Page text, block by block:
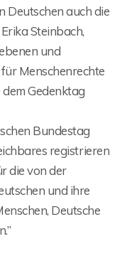
Deutschen auch die
Steinbach,
und
Menschenrechte
Gedenktag
Bundestag
registrieren
die von der
und ihre
Deutsche